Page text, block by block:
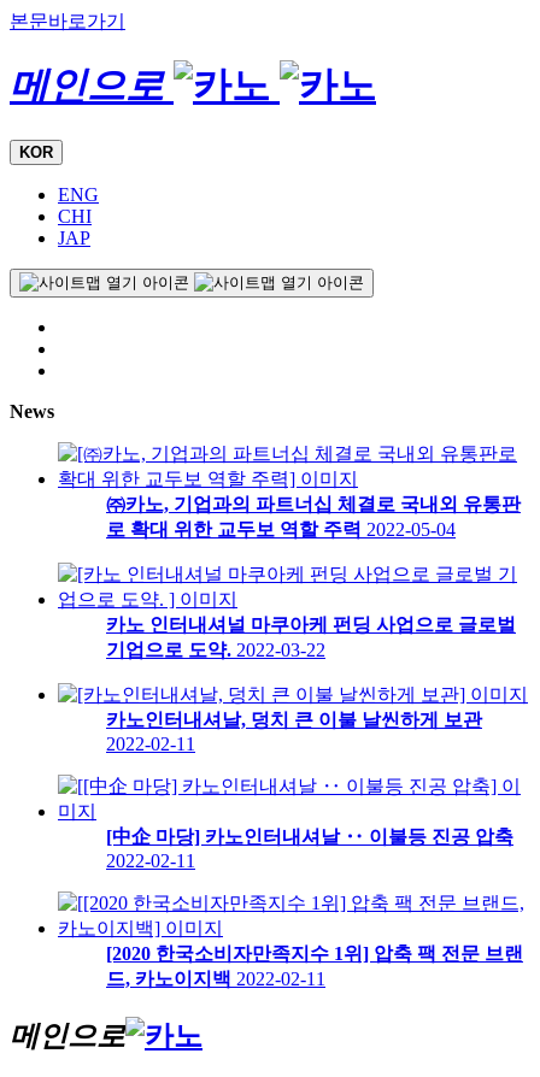
본문바로가기
메인으로
KOR
ENG
CHI
JAP
News
㈜카노, 기업과의 파트너십 체결로 국내외 유통판
로 확대 위한 교두보 역할 주력 2022-05-04
카노 인터내셔널 마쿠아케 펀딩 사업으로 글로벌
기업으로 도약. 2022-03-22
카노인터내셔날, 덩치 큰 이불 날씬하게 보관
2022-02-11
[中企 마당] 카노인터내셔날 ‥ 이불등 진공 압축
2022-02-11
[2020 한국소비자만족지수 1위] 압축 팩 전문 브랜
드, 카노이지백 2022-02-11
메인으로